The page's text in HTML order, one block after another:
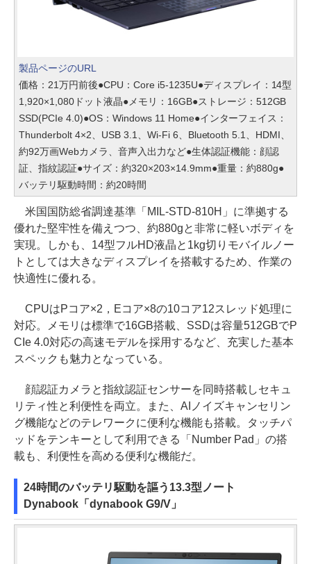
製品ページのURL
価格：21万円前後●CPU：Core i5-1235U●ディスプレイ：14型
1,920×1,080ドット液晶●メモリ：16GB●ストレージ：512GB
SSD(PCIe 4.0)●OS：Windows 11 Home●インターフェイス：
Thunderbolt 4×2、USB 3.1、Wi-Fi 6、Bluetooth 5.1、HDMI、
約92万画Webカメラ、音声入出力など●生体認証機能：顔認
証、指紋認証●サイズ：約320×203×14.9mm●重量：約880g●
バッテリ駆動時間：約20時間
米国国防総省調達基準「MIL-STD-810H」に準拠する
優れた堅牢性を備えつつ、約880gと非常に軽いボディを
実現。しかも、14型フルHD液晶と1kg切りモバイルノー
トとしては大きなディスプレイを搭載するため、作業の
快適性に優れる。
CPUはPコア×2，Eコア×8の10コア12スレッド処理に
対応。メモリは標準で16GB搭載、SSDは容量512GBでP
CIe 4.0対応の高速モデルを採用するなど、充実した基本
スペックも魅力となっている。
顔認証カメラと指紋認証センサーを同時搭載しセキュ
リティ性と利便性を両立。また、AIノイズキャンセリン
グ機能などのテレワークに便利な機能も搭載。タッチパ
ッドをテンキーとして利用できる「Number Pad」の搭
載も、利便性を高める便利な機能だ。
24時間のバッテリ駆動を謳う13.3型ノート
Dynabook「dynabook G9/V」